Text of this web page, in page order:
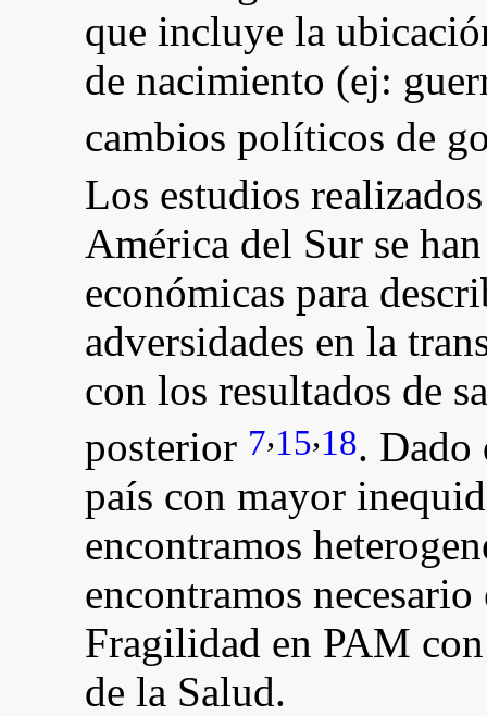
que incluye la
de nacimiento (ej:
cambios políticos de
Los estudios
América del Sur se
económicas para
adversidades en la
con los resultados de
posterior 7,15,18. Dado
país con mayor
encontramos
encontramos
Fragilidad en PAM
de la Salud.